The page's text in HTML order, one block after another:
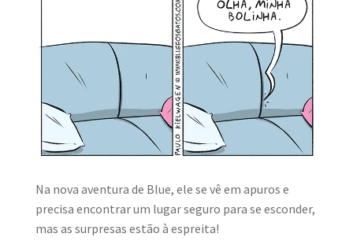
Na nova aventura de Blue, ele se vê em apuros e
precisa encontrar um lugar seguro para se esconder,
mas as surpresas estão à espreita!